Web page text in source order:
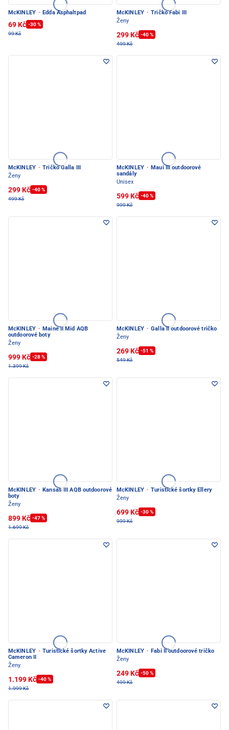
McKINLEY · Edda Asphaltpad
69 Kč -30 %
99 Kč
McKINLEY · Tričko Fabi III
Ženy
299 Kč -40 %
499 Kč
McKINLEY · Tričko Galla III
Ženy
299 Kč -40 %
499 Kč
McKINLEY · Maui III outdoorové
sandály
Unisex
599 Kč -40 %
999 Kč
McKINLEY · Maine II Mid AQB
outdoorové boty
Ženy
999 Kč -28 %
1.399 Kč
McKINLEY · Galla II outdoorové tričko
Ženy
269 Kč -51 %
549 Kč
McKINLEY · Kansas III AQB outdoorové
boty
Ženy
899 Kč -47 %
1.699 Kč
McKINLEY · Turistické šortky Ellery
Ženy
699 Kč -30 %
999 Kč
McKINLEY · Turistické šortky Active
Cameron II
Ženy
1.199 Kč -40 %
1.999 Kč
McKINLEY · Fabi II outdoorové tričko
Ženy
249 Kč -50 %
499 Kč